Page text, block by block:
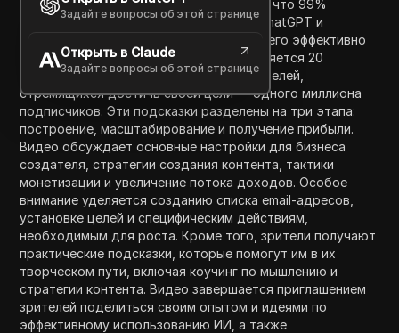
Задайте вопросы об этой странице
Открыть в Claude
Задайте вопросы об этой странице
В этом видео создатель подчеркивает, что 99%
создателей неправильно используют ChatGPT и
намерен предоставить идеи о том, как его эффективно
использовать. Основное внимание уделяется 20
подсказкам, которые важны для создателей,
стремящихся достичь своей цели — одного миллиона
подписчиков. Эти подсказки разделены на три этапа:
построение, масштабирование и получение прибыли.
Видео обсуждает основные настройки для бизнеса
создателя, стратегии создания контента, тактики
монетизации и увеличение потока доходов. Особое
внимание уделяется созданию списка email-адресов,
установке целей и специфическим действиям,
необходимым для роста. Кроме того, зрители получают
практические подсказки, которые помогут им в их
творческом пути, включая коучинг по мышлению и
стратегии контента. Видео завершается приглашением
зрителей поделиться своим опытом и идеями по
эффективному использованию ИИ, а также